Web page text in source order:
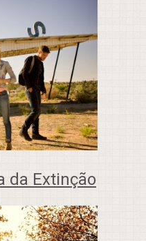
da Extinção